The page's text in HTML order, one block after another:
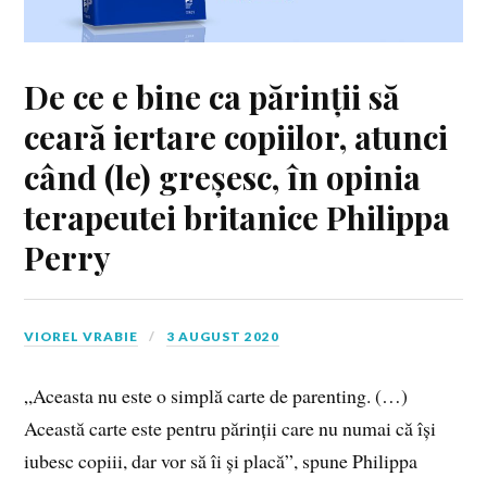
De ce e bine ca părinții să
ceară iertare copiilor, atunci
când (le) greșesc, în opinia
terapeutei britanice Philippa
Perry
VIOREL VRABIE 3 AUGUST 2020
„Aceasta nu este o simplă carte de parenting. (…)
Această carte este pentru părinții care nu numai că își
iubesc copiii, dar vor să îi și placă”, spune Philippa